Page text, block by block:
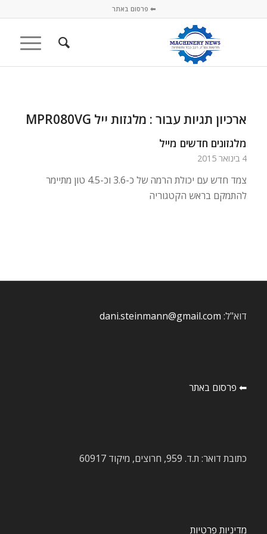
⬅ פרסום באתר
ארכיון תגיות עבור : מלגזות ייל MPR080VG
מלגזונים חדשים מייל
4 בינואר 2015
צמד חדש עם יכולת הרמה של כ-3.6 וכ-4.5 טון מתיימר
להתמקם בראש הקטגוריה
דוא"ל: dani.steinmann@gmail.com
⬅ פרסום באתר
כתובת דואר: ת.ד. 959, חרוצים, מיקוד 60917
מדיניות פרטיות